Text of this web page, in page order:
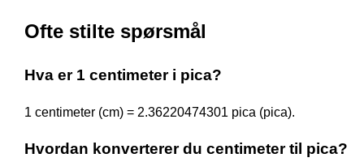
Ofte stilte spørsmål
Hva er 1 centimeter i pica?
1 centimeter (cm) = 2.36220474301 pica (pica).
Hvordan konverterer du centimeter til pica?